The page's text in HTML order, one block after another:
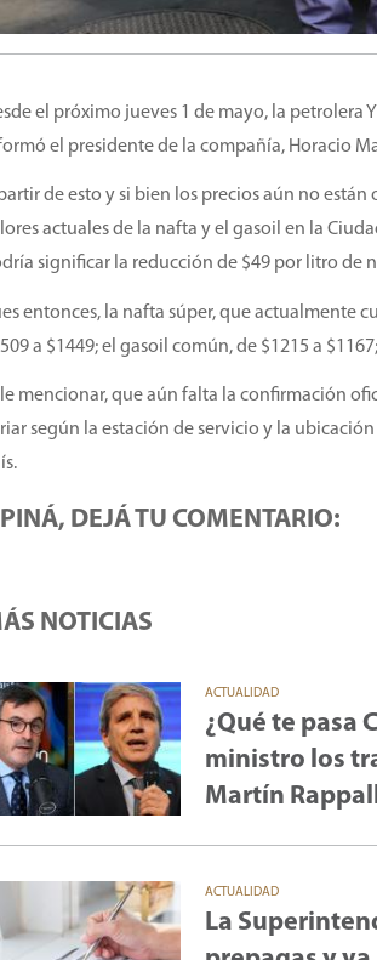
el próximo jueves 1 de mayo, la petrolera
el presidente de la compañía, Horacio
de esto y si bien los precios aún no
actuales de la nafta y el gasoil en la
significar la reducción de $49 por litro de
entonces, la nafta súper, que actualmente
a $1449; el gasoil común, de $1215 a
mencionar, que aún falta la confirmación
según la estación de servicio y la
DEJÁ TU COMENTARIO:
NOTICIAS
ACTUALIDAD
¿Qué te pasa
ministro los
Martín
ACTUALIDAD
La